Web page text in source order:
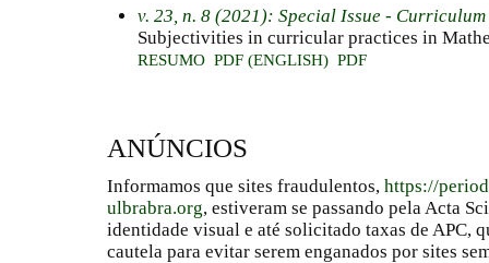
v. 23, n. 8 (2021): Special Issue -
Subjectivities in curricular practices in
RESUMO PDF (ENGLISH) PDF
ANÚNCIOS
Informamos que sites fraudulentos, https://
ulbrabra.org, estiveram se passando pela Acta
identidade visual e até solicitado taxas de APC,
cautela para evitar serem enganados por sites